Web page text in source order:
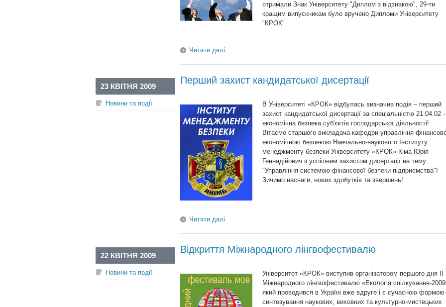
отримали Знак Університету "Диплом з відзнакою", 29-ти
кращим випускникам було вручено Дипломи Університету
"КРОК".
Читати далі
Перший захист кандидатської дисертації
23 КВІТНЯ 2009
Новини та події
В Університеті «КРОК» відбулась визначна подія – перший
захист кандидатської дисертації за спеціальністю 21.04.02 -
економічна безпека суб'єктів господарської діяльності!
Вітаємо старшого викладача кафедри управління
економічною безпекою Навчально-наукового Інституту
менеджменту безпеки Університету «КРОК» Кіма Юрія
Геннадійович з успішним захистом дисертації на тему
"Управління системою фінансової безпеки підприємства"!
Зичимо наснаги, нових здобутків та звершень!
Читати далі
Відкриття Міжнародного лінгвофестивалю
22 КВІТНЯ 2009
Новини та події
Університет «КРОК» виступив організатором першого дня ІІ
Міжнародного лінгвофестивалю «Екологія спілкування-
який проводився в Україні вже вдруге і є сучасною формою
синтезування наукових, виховних та культурно-мистецьких